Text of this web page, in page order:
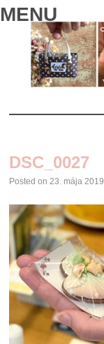
MENU
CONTENT
DSC_0027
Posted on 23. mája 2019